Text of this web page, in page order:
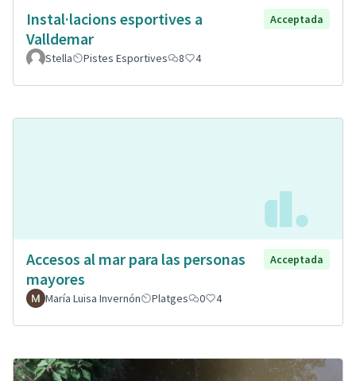
Instal·lacions esportives a
Valldemar
Acceptada
Stella Pistes Esportives 8 4
Accesos al mar para las personas
mayores
Acceptada
María Luisa Invernón Platges 0 4